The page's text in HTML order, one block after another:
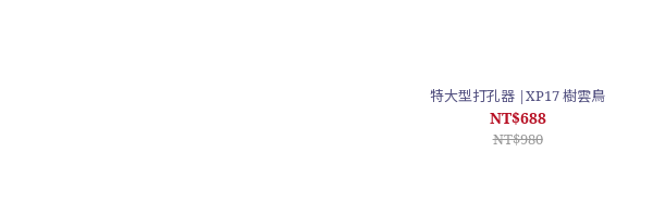
特大型打孔器 |XP17 樹雲鳥
NT$688
NT$980